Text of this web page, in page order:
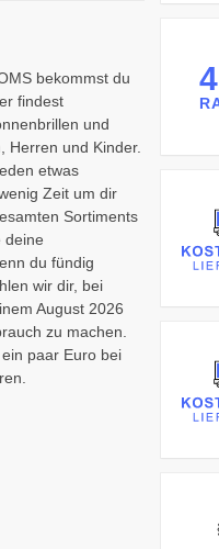
bekommst du
findest
und
Herren und Kinder.
etwas
Zeit um dir
Sortiments
deine
du fündig
wir dir, bei
August 2026
zu machen.
paar Euro bei